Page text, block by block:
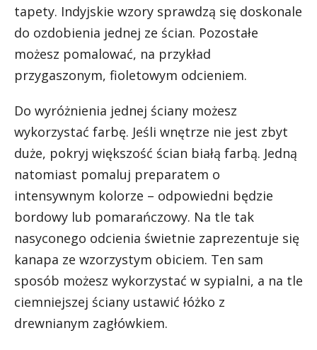
tapety. Indyjskie wzory sprawdzą się doskonale
do ozdobienia jednej ze ścian. Pozostałe
możesz pomalować, na przykład
przygaszonym, fioletowym odcieniem.
Do wyróżnienia jednej ściany możesz
wykorzystać farbę. Jeśli wnętrze nie jest zbyt
duże, pokryj większość ścian białą farbą. Jedną
natomiast pomaluj preparatem o
intensywnym kolorze – odpowiedni będzie
bordowy lub pomarańczowy. Na tle tak
nasyconego odcienia świetnie zaprezentuje się
kanapa ze wzorzystym obiciem. Ten sam
sposób możesz wykorzystać w sypialni, a na tle
ciemniejszej ściany ustawić łóżko z
drewnianym zagłówkiem.